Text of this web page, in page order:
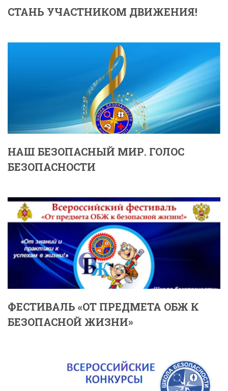
СТАНЬ УЧАСТНИКОМ ДВИЖЕНИЯ!
НАШ БЕЗОПАСНЫЙ МИР. ГОЛОС
БЕЗОПАСНОСТИ
ФЕСТИВАЛЬ «ОТ ПРЕДМЕТА ОБЖ К
БЕЗОПАСНОЙ ЖИЗНИ»